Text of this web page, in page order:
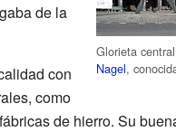
Glorieta
Nagel,
de la
con
como
de hierro. Su